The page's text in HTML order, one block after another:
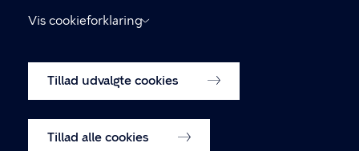
Vis cookieforklaring
Tillad udvalgte cookies
Tillad alle cookies